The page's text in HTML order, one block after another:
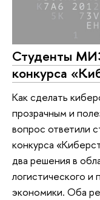
Студенты
конкурса
Как сделать
прозрачным и
вопрос
конкурса
два решения в
логистического
экономики. Оба